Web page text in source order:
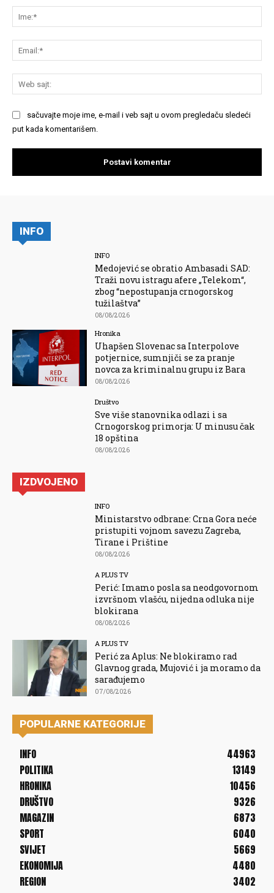
sačuvajte moje ime, e-mail i veb sajt u ovom pregledaču sledeći
put kada komentarišem.
INFO
INFO
Medojević se obratio Ambasadi SAD:
Traži novu istragu afere „Telekom“,
zbog “nepostupanja crnogorskog
tužilaštva”
08/08/2026
Hronika
Uhapšen Slovenac sa Interpolove
potjernice, sumnjiči se za pranje
novca za kriminalnu grupu iz Bara
08/08/2026
Društvo
Sve više stanovnika odlazi i sa
Crnogorskog primorja: U minusu čak
18 opština
08/08/2026
IZDVOJENO
INFO
Ministarstvo odbrane: Crna Gora neće
pristupiti vojnom savezu Zagreba,
Tirane i Prištine
08/08/2026
A PLUS TV
Perić: Imamo posla sa neodgovornom
izvršnom vlašću, nijedna odluka nije
blokirana
08/08/2026
A PLUS TV
Perić za Aplus: Ne blokiramo rad
Glavnog grada, Mujović i ja moramo da
sarađujemo
07/08/2026
POPULARNE KATEGORIJE
INFO
44963
POLITIKA
13149
HRONIKA
10456
DRUŠTVO
9326
MAGAZIN
6873
SPORT
6040
SVIJET
5669
EKONOMIJA
4480
REGION
3402